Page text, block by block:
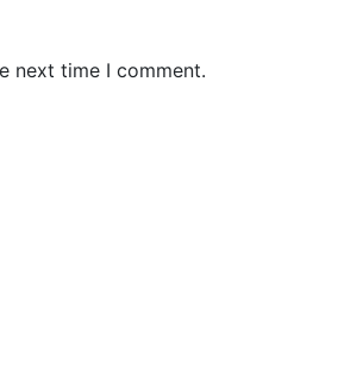
next time I comment.